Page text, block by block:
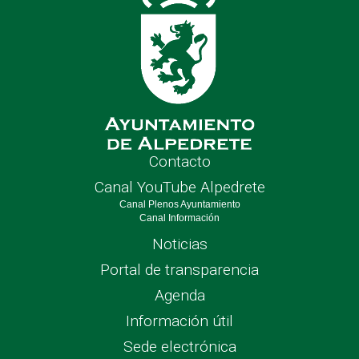
Contacto
Canal YouTube Alpedrete
Canal Plenos Ayuntamiento
Canal Información
Noticias
Portal de transparencia
Agenda
Información útil
Sede electrónica